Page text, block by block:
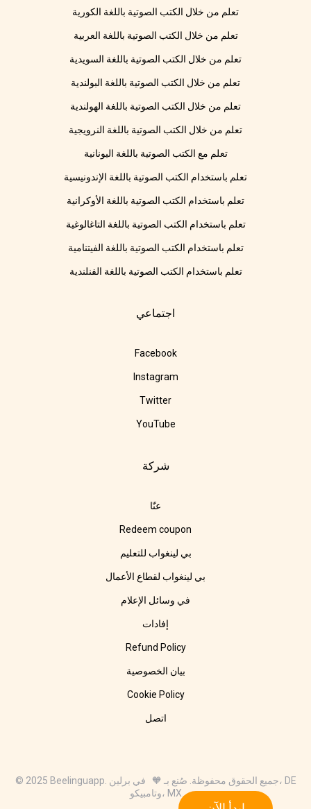
تعلم من خلال الكتب الصوتية باللغة الكورية
تعلم من خلال الكتب الصوتية باللغة العربية
تعلم من خلال الكتب الصوتية باللغة السويدية
تعلم من خلال الكتب الصوتية باللغة البولندية
تعلم من خلال الكتب الصوتية باللغة الهولندية
تعلم من خلال الكتب الصوتية باللغة النرويجية
تعلم مع الكتب الصوتية باللغة اليونانية
تعلم باستخدام الكتب الصوتية باللغة الإندونيسية
تعلم باستخدام الكتب الصوتية باللغة الأوكرانية
تعلم باستخدام الكتب الصوتية باللغة التاغالوغية
تعلم باستخدام الكتب الصوتية باللغة الفيتنامية
تعلم باستخدام الكتب الصوتية باللغة الفنلندية
اجتماعي
Facebook
Instagram
Twitter
YouTube
شركة
عنّا
Redeem coupon
بي لينغواب للتعليم
بي لينغواب لقطاع الأعمال
في وسائل الإعلام
إفادات
Refund Policy
بيان الخصوصية
Cookie Policy
اتصل
© 2025 Beelinguapp. جميع الحقوق محفوظة. صُنع بـ 🧡 في برلين، DE
وتامبيكو، MX